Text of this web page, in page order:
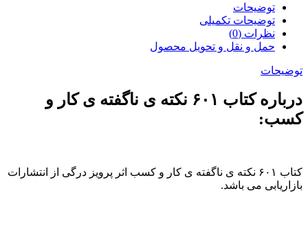
توضیحات
توضیحات تکمیلی
نظرات (0)
حمل و نقل و تحویل محصول
توضیحات
درباره کتاب ۶۰۱ نکته ی ناگفته ی کار و
کسب:
کتاب ۶۰۱ نکته ی ناگفته ی کار و کسب اثر پرویز درگی از انتشارات
بازاریابی می باشد.